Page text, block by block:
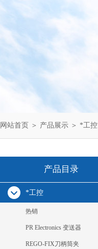
网站首页 ＞ 产品展示 ＞ *工控
产品目录
*工控
热销
PR Electronics 变送器
REGO-FIX刀柄筒夹